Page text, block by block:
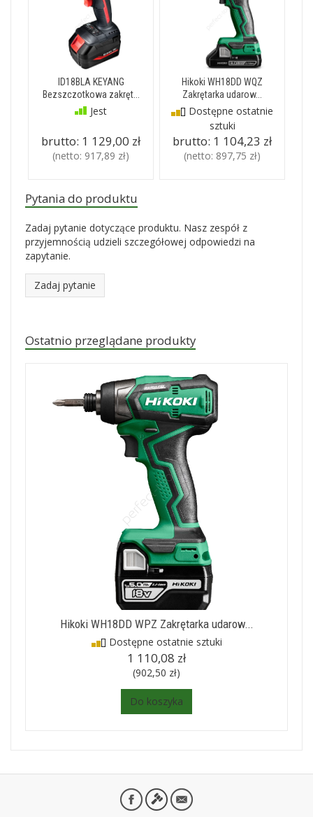
ID18BLA KEYANG
Bezszczotkowa zakręt...
Jest
brutto: 1 129,00 zł
(netto: 917,89 zł)
Hikoki WH18DD WQZ
Zakrętarka udarow...
Dostępne ostatnie
sztuki
brutto: 1 104,23 zł
(netto: 897,75 zł)
Pytania do produktu
Zadaj pytanie dotyczące produktu. Nasz zespół z
przyjemnością udzieli szczegółowej odpowiedzi na
zapytanie.
Zadaj pytanie
Ostatnio przeglądane produkty
Hikoki WH18DD WPZ Zakrętarka udarow...
Dostępne ostatnie sztuki
1 110,08 zł
(902,50 zł)
Do koszyka